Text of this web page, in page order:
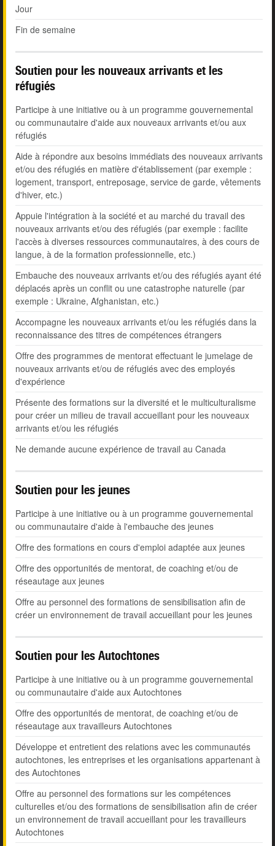
Jour
Fin de semaine
Soutien pour les nouveaux arrivants et les
réfugiés
Participe à une initiative ou à un programme gouvernemental
ou communautaire d'aide aux nouveaux arrivants et/ou aux
réfugiés
Aide à répondre aux besoins immédiats des nouveaux arrivants
et/ou des réfugiés en matière d'établissement (par exemple :
logement, transport, entreposage, service de garde, vêtements
d'hiver, etc.)
Appuie l'intégration à la société et au marché du travail des
nouveaux arrivants et/ou des réfugiés (par exemple : facilite
l'accès à diverses ressources communautaires, à des cours de
langue, à de la formation professionnelle, etc.)
Embauche des nouveaux arrivants et/ou des réfugiés ayant été
déplacés après un conflit ou une catastrophe naturelle (par
exemple : Ukraine, Afghanistan, etc.)
Accompagne les nouveaux arrivants et/ou les réfugiés dans la
reconnaissance des titres de compétences étrangers
Offre des programmes de mentorat effectuant le jumelage de
nouveaux arrivants et/ou de réfugiés avec des employés
d'expérience
Présente des formations sur la diversité et le multiculturalisme
pour créer un milieu de travail accueillant pour les nouveaux
arrivants et/ou les réfugiés
Ne demande aucune expérience de travail au Canada
Soutien pour les jeunes
Participe à une initiative ou à un programme gouvernemental
ou communautaire d'aide à l'embauche des jeunes
Offre des formations en cours d'emploi adaptée aux jeunes
Offre des opportunités de mentorat, de coaching et/ou de
réseautage aux jeunes
Offre au personnel des formations de sensibilisation afin de
créer un environnement de travail accueillant pour les jeunes
Soutien pour les Autochtones
Participe à une initiative ou à un programme gouvernemental
ou communautaire d'aide aux Autochtones
Offre des opportunités de mentorat, de coaching et/ou de
réseautage aux travailleurs Autochtones
Développe et entretient des relations avec les communautés
autochtones, les entreprises et les organisations appartenant à
des Autochtones
Offre au personnel des formations sur les compétences
culturelles et/ou des formations de sensibilisation afin de créer
un environnement de travail accueillant pour les travailleurs
Autochtones